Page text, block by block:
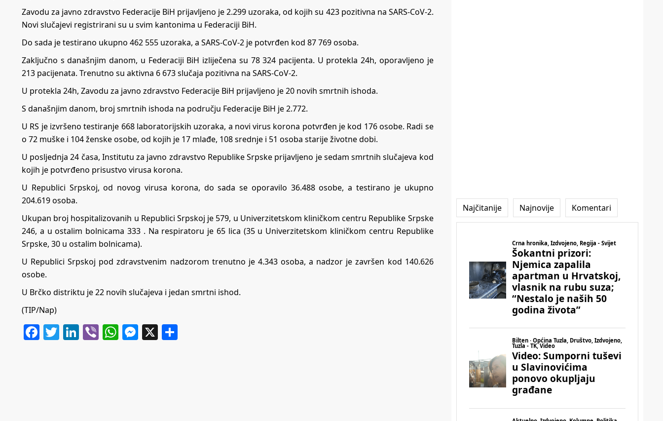
Zavodu za javno zdravstvo Federacije BiH prijavljeno je 2.299 uzoraka, od kojih su 423 pozitivna na SARS-CoV-2.
Novi slučajevi registrirani su u svim kantonima u Federaciji BiH.
Do sada je testirano ukupno 462 555 uzoraka, a SARS-CoV-2 je potvrđen kod 87 769 osoba.
Zaključno s današnjim danom, u Federaciji BiH izliječena su 78 324 pacijenta. U protekla 24h, oporavljeno je
213 pacijenata. Trenutno su aktivna 6 673 slučaja pozitivna na SARS-CoV-2.
U protekla 24h, Zavodu za javno zdravstvo Federacije BiH prijavljeno je 20 novih smrtnih ishoda.
S današnjim danom, broj smrtnih ishoda na području Federacije BiH je 2.772.
U RS je izvršeno testiranje 668 laboratorijskih uzoraka, a novi virus korona potvrđen je kod 176 osobe. Radi se
o 72 muške i 104 ženske osobe, od kojih je 17 mlađe, 108 srednje i 51 osoba starije životne dobi.
U posljednja 24 časa, Institutu za javno zdravstvo Republike Srpske prijavljeno je sedam smrtnih slučajeva kod
kojih je potvrđeno prisustvo virusa korona.
U Republici Srpskoj, od novog virusa korona, do sada se oporavilo 36.488 osobe, a testirano je ukupno
204.619 osoba.
Ukupan broj hospitalizovanih u Republici Srpskoj je 579, u Univerzitetskom kliničkom centru Republike Srpske
246, a u ostalim bolnicama 333 . Na respiratoru je 65 lica (35 u Univerzitetskom kliničkom centru Republike
Srpske, 30 u ostalim bolnicama).
U Republici Srpskoj pod zdravstvenim nadzorom trenutno je 4.343 osoba, a nadzor je završen kod 140.626
osobe.
U Brčko distriktu je 22 novih slučajeva i jedan smrtni ishod.
(TIP/Nap)
Facebook
Twitter
LinkedIn
ViberWhatsApp
Messenger
X
Najčitanije Najnovije Komentari